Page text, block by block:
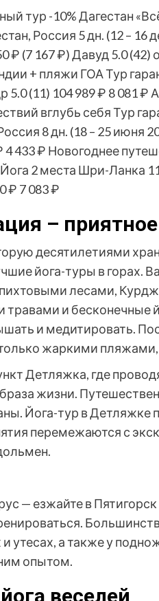
тур -10%Дагестан
Россия 5 дн. (12 – 16
₽ (7 167 ₽)Давуд 5.0(42)
+ пляжи ГОА Тур
5.0(11) 104 989 ₽ 8 081 ₽
вглубь себя Тур
8 дн. (18 – 25 июня
4 433 ₽ Новогоднее
2 места Шри-Ланка
₽ 7 083 ₽
–
десятилетиями
йога-туры в горах.
лесами,
травами и бесконечные
и медитировать.
только жаркими
Детляжка, где
жизни.
Йога-тур в
перемежаются с
— езжайте в
утесах, а также у
опытом.
веселей